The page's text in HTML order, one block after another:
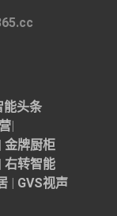
能头条
金牌厨柜
右转智能
GVS视声